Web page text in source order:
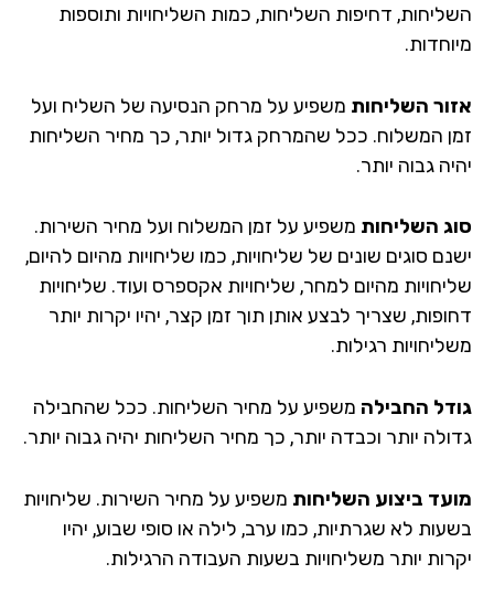
דחיפות השליחות, כמות השליחויות ותוספות
השליחותמשפיע על מרחק הנסיעה של השליח ועל
המשלוח. ככל שהמרחק גדול יותר, כך מחיר השליחות
גבוה יותר.
השליחותמשפיע על זמן המשלוח ועל מחיר השירות.
סוגים שונים של שליחויות, כמו שליחויות מהיום להיום,
מהיום למחר, שליחויות אקספרס ועוד. שליחויות
שצריך לבצע אותן תוך זמן קצר, יהיו יקרות יותר
רגילות.
החבילהמשפיע על מחיר השליחות. ככל שהחבילה
יותר וכבדה יותר, כך מחיר השליחות יהיה גבוה יותר.
ביצוע השליחותמשפיע על מחיר השירות. שליחויות
לא שגרתיות, כמו ערב, לילה או סופי שבוע, יהיו
יותר משליחויות בשעות העבודה הרגילות.